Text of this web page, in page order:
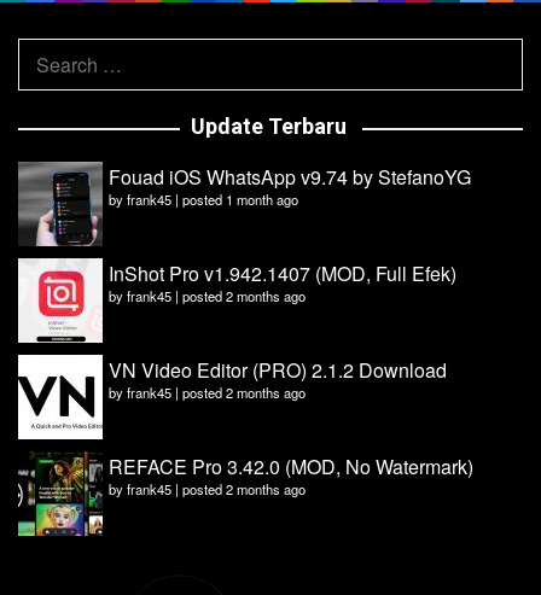
Search
for:
Update Terbaru
Fouad iOS WhatsApp v9.74 by StefanoYG
byfrank45 | posted 1 month ago
InShot Pro v1.942.1407 (MOD, Full Efek)
byfrank45 | posted 2 months ago
VN Video Editor (PRO) 2.1.2 Download
byfrank45 | posted 2 months ago
REFACE Pro 3.42.0 (MOD, No Watermark)
byfrank45 | posted 2 months ago